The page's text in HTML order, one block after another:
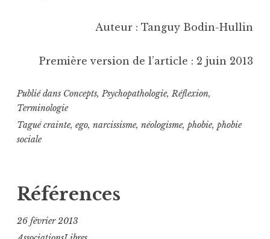
Auteur : Tanguy Bodin-Hullin
Première version de l’article : 2 juin 2013
Publié dans Concepts, Psychopathologie, Réflexion,
Terminologie
Taguécrainte, ego, narcissisme, néologisme, phobie, phobie
sociale
Références
26 février 2013